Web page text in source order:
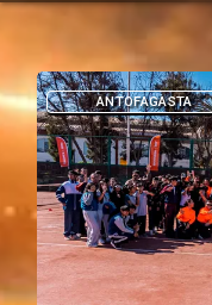
DEPORTES